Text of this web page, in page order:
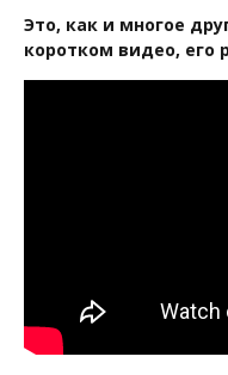
Это, как и многое
коротком видео, его